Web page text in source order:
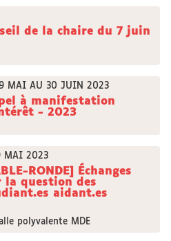
de la chaire du 7 juin
MAI AU 30 JUIN 2023
à manifestation
- 2023
MAI 2023
RONDE] Échanges
la question des
aidant.es
polyvalente MDE